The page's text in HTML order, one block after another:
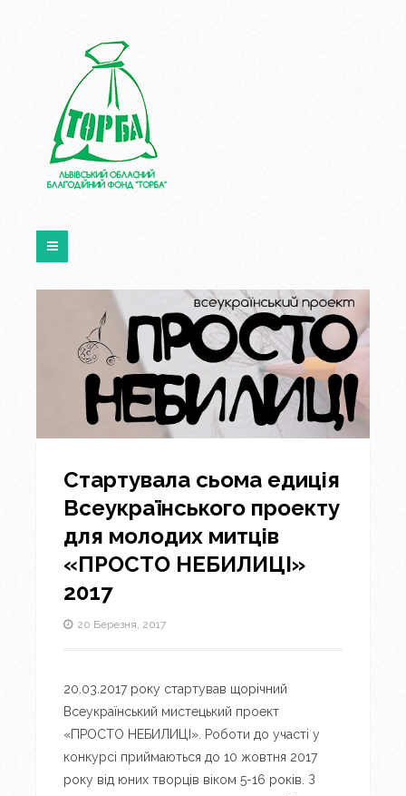
Стартувала сьома едиція
Всеукраїнського проекту
для молодих митців
«ПРОСТО НЕБИЛИЦІ»
2017
20 Березня, 2017
20.03.2017 року стартував щорічний
Всеукраїнський мистецький проект
«ПРОСТО НЕБИЛИЦІ». Роботи до участі у
конкурсі приймаються до 10 жовтня 2017
року від юних творців віком 5-16 років. З